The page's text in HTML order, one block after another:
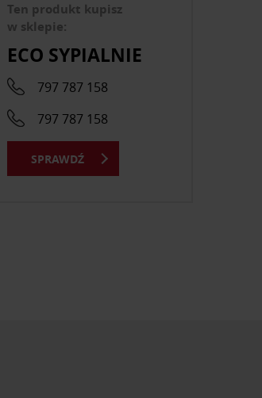
Ten produkt kupisz
w sklepie:
ECO SYPIALNIE
797 787 158
797 787 158
SPRAWDŹ